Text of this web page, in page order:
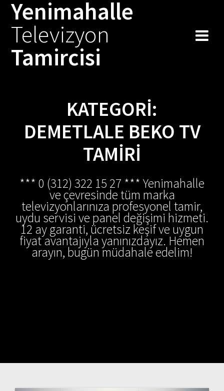
Skip
to
Yenimahalle
Televizyon
Tamircisi
KATEGORI:
DEMETLALE BEKO TV
TAMIRI
*** 0 (312) 322 15 27 *** Yenimahalle
ve çevresinde tüm marka
televizyonlarınıza profesyonel tamir,
uydu servisi ve panel değişimi hizmeti.
12 ay garanti, ücretsiz keşif ve uygun
fiyat avantajıyla yanınızdayız. Hemen
arayın, bugün müdahale edelim!